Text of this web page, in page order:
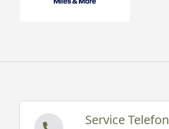
Service Telefon